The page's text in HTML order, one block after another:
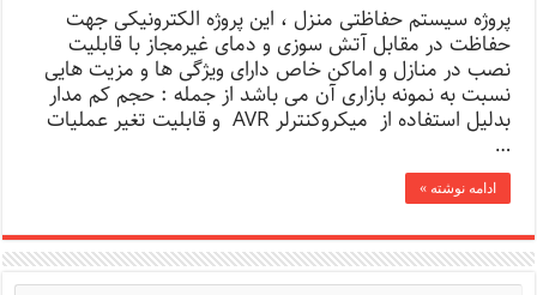
پروژه سیستم حفاظتی منزل ، این پروژه الکترونیکی جهت
حفاظت در مقابل آتش سوزی و دمای غیرمجاز با قابلیت
نصب در منازل و اماکن خاص دارای ویژگی ها و مزیت هایی
نسبت به نمونه بازاری آن می باشد از جمله : حجم کم مدار
بدلیل استفاده از میکروکنترلر AVR و قابلیت تغیر عملیات
…
ادامه نوشته »